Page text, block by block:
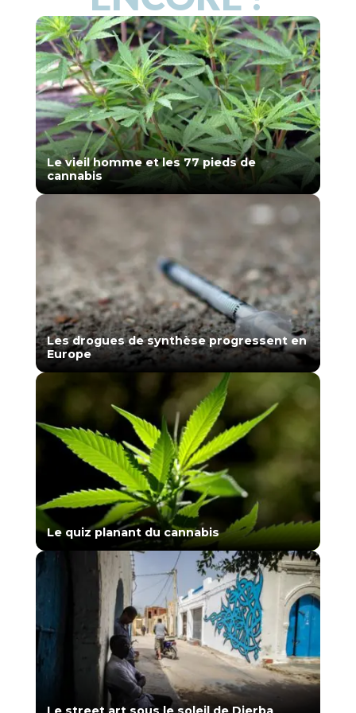
Le vieil homme et les 77 pieds de
cannabis
Les drogues de synthèse progressent en
Europe
Le quiz planant du cannabis